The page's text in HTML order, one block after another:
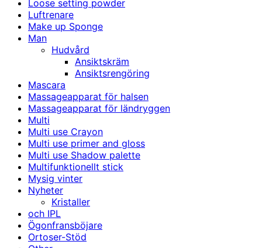
Loose setting powder
Luftrenare
Make up Sponge
Man
Hudvård
Ansiktskräm
Ansiktsrengöring
Mascara
Massageapparat för halsen
Massageapparat för ländryggen
Multi
Multi use Crayon
Multi use primer and gloss
Multi use Shadow palette
Multifunktionellt stick
Mysig vinter
Nyheter
Kristaller
och IPL
Ögonfransböjare
Ortoser-Stöd